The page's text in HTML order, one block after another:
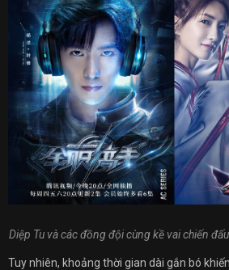
Diệp Tu và các đồng đội cùng kề vai chiến
Tuy nhiên, khoảng thời gian dài gắn bó